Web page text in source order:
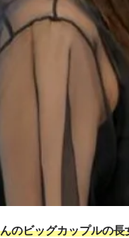
んのビッグカップルの